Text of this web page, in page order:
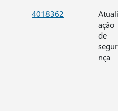
4018362
ação
de
nça